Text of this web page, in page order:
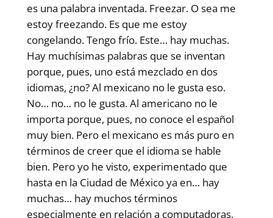
es una palabra inventada. Freezar. O sea me
estoy freezando. Es que me estoy
congelando. Tengo frío. Este… hay muchas.
Hay muchísimas palabras que se inventan
porque, pues, uno está mezclado en dos
idiomas, ¿no? Al mexicano no le gusta eso.
No… no… no le gusta. Al americano no le
importa porque, pues, no conoce el español
muy bien. Pero el mexicano es más puro en
términos de creer que el idioma se hable
bien. Pero yo he visto, experimentado que
hasta en la Ciudad de México ya en… hay
muchas… hay muchos términos
especialmente en relación a computadoras.